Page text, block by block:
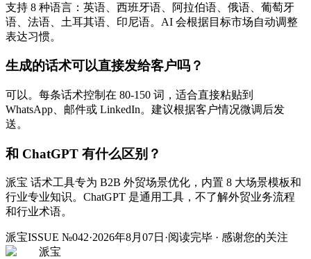
支持 8 种语言：英语、西班牙语、阿拉伯语、俄语、葡萄牙
语、法语、土耳其语、印尼语。AI 会根据目标市场自动调整
表达习惯。
生成的话术可以直接发给客户吗？
可以。每条话术控制在 80-150 词，适合直接粘贴到
WhatsApp、邮件或 LinkedIn。建议根据客户情况微调后发
送。
和 ChatGPT 有什么区别？
派宝 话术工具专为 B2B 外贸场景优化，内置 8 大场景模板和
行业专业知识。ChatGPT 是通用工具，不了解外贸业务流程
和行业术语。
派宝ISSUE №042·2026年8月07日 ·阅读完毕 · 感谢您的关注
派宝